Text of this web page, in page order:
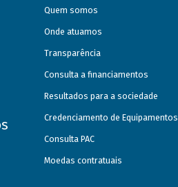
Quem somos
Onde atuamos
Transparência
Consulta a financiamentos
Resultados para a sociedade
Credenciamento de Equipamentos
Consulta PAC
Moedas contratuais